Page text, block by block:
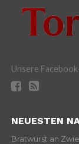
Unsere
NEUESTEN
Bratwurst an